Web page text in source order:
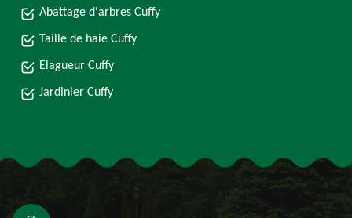
Abattage d'arbres Cuffy
Taille de haie Cuffy
Elagueur Cuffy
Jardinier Cuffy